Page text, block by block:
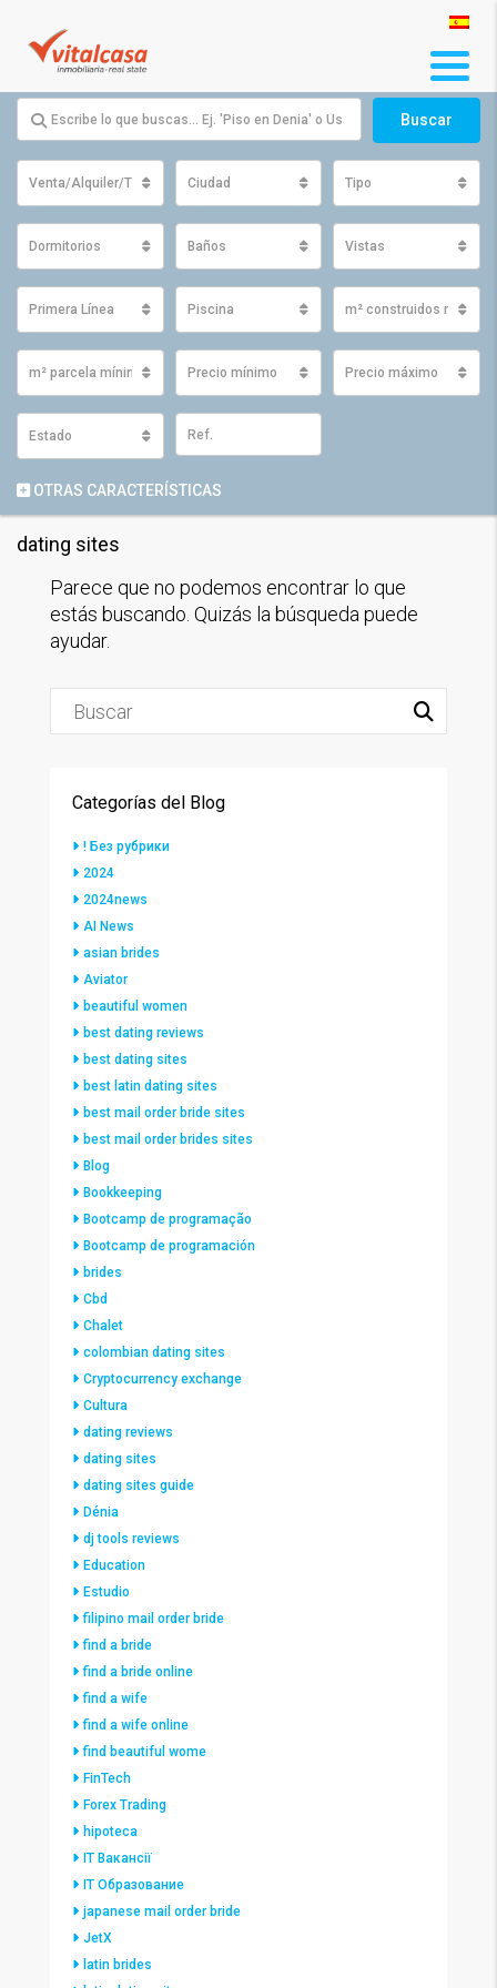
Buscar
Venta/Alquiler/Traspaso Ciudad Tipo
Dormitorios Baños Vistas
Primera Línea Piscina m² construidos
m² parcela mínimos Precio mínimo Precio máximo
Estado
OTRAS CARACTERÍSTICAS
dating sites
Parece que no podemos encontrar lo que
estás buscando. Quizás la búsqueda puede
ayudar.
Categorías del Blog
! Без рубрики
2024
2024news
AI News
asian brides
Aviator
beautiful women
best dating reviews
best dating sites
best latin dating sites
best mail order bride sites
best mail order brides sites
Blog
Bookkeeping
Bootcamp de programação
Bootcamp de programación
brides
Cbd
Chalet
colombian dating sites
Cryptocurrency exchange
Cultura
dating reviews
dating sites
dating sites guide
Dénia
dj tools reviews
Education
Estudio
filipino mail order bride
find a bride
find a bride online
find a wife
find a wife online
find beautiful wome
FinTech
Forex Trading
hipoteca
IT Вакансії
IT Образование
japanese mail order bride
JetX
latin brides